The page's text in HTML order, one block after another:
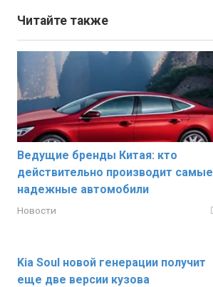
Читайте также
Ведущие бренды Китая: кто
действительно производит самые
надежные автомобили
Новости
Kia Soul новой генерации получит
еще две версии кузова